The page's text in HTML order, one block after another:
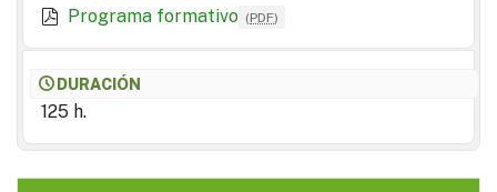
Programa formativo (PDF)
DURACIÓN
125 h.